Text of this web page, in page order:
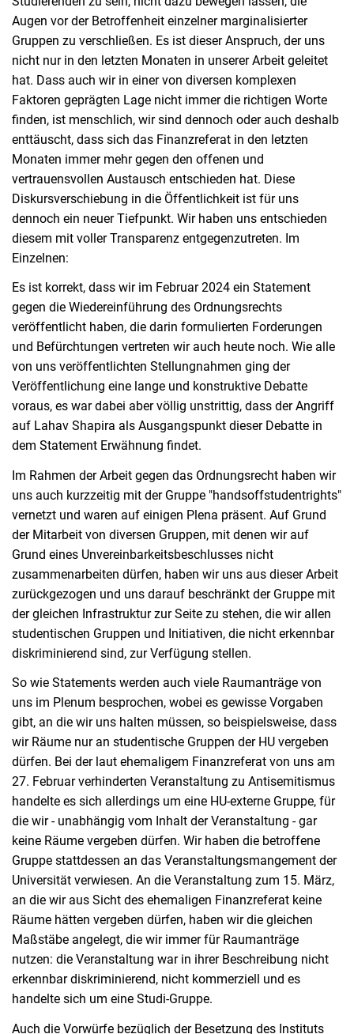
Augen vor der Betroffenheit einzelner marginalisierter
Gruppen zu verschließen. Es ist dieser Anspruch, der uns
nicht nur in den letzten Monaten in unserer Arbeit geleitet
hat. Dass auch wir in einer von diversen komplexen
Faktoren geprägten Lage nicht immer die richtigen Worte
finden, ist menschlich, wir sind dennoch oder auch deshalb
enttäuscht, dass sich das Finanzreferat in den letzten
Monaten immer mehr gegen den offenen und
vertrauensvollen Austausch entschieden hat. Diese
Diskursverschiebung in die Öffentlichkeit ist für uns
dennoch ein neuer Tiefpunkt. Wir haben uns entschieden
diesem mit voller Transparenz entgegenzutreten. Im
Einzelnen:
Es ist korrekt, dass wir im Februar 2024 ein Statement
gegen die Wiedereinführung des Ordnungsrechts
veröffentlicht haben, die darin formulierten Forderungen
und Befürchtungen vertreten wir auch heute noch. Wie alle
von uns veröffentlichten Stellungnahmen ging der
Veröffentlichung eine lange und konstruktive Debatte
voraus, es war dabei aber völlig unstrittig, dass der Angriff
auf Lahav Shapira als Ausgangspunkt dieser Debatte in
dem Statement Erwähnung findet.
Im Rahmen der Arbeit gegen das Ordnungsrecht haben wir
uns auch kurzzeitig mit der Gruppe "handsoffstudentrights"
vernetzt und waren auf einigen Plena präsent. Auf Grund
der Mitarbeit von diversen Gruppen, mit denen wir auf
Grund eines Unvereinbarkeitsbeschlusses nicht
zusammenarbeiten dürfen, haben wir uns aus dieser Arbeit
zurückgezogen und uns darauf beschränkt der Gruppe mit
der gleichen Infrastruktur zur Seite zu stehen, die wir allen
studentischen Gruppen und Initiativen, die nicht erkennbar
diskriminierend sind, zur Verfügung stellen.
So wie Statements werden auch viele Raumanträge von
uns im Plenum besprochen, wobei es gewisse Vorgaben
gibt, an die wir uns halten müssen, so beispielsweise, dass
wir Räume nur an studentische Gruppen der HU vergeben
dürfen. Bei der laut ehemaligem Finanzreferat von uns am
27. Februar verhinderten Veranstaltung zu Antisemitismus
handelte es sich allerdings um eine HU-externe Gruppe, für
die wir - unabhängig vom Inhalt der Veranstaltung - gar
keine Räume vergeben dürfen. Wir haben die betroffene
Gruppe stattdessen an das Veranstaltungsmangement der
Universität verwiesen. An die Veranstaltung zum 15. März,
an die wir aus Sicht des ehemaligen Finanzreferat keine
Räume hätten vergeben dürfen, haben wir die gleichen
Maßstäbe angelegt, die wir immer für Raumanträge
nutzen: die Veranstaltung war in ihrer Beschreibung nicht
erkennbar diskriminierend, nicht kommerziell und es
handelte sich um eine Studi-Gruppe.
Auch die Vorwürfe bezüglich der Besetzung des Instituts